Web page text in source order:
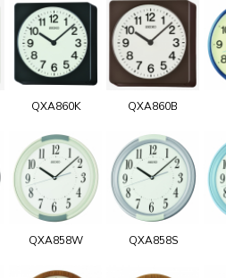
QXA860K QXA860B
QXA858W QXA858S